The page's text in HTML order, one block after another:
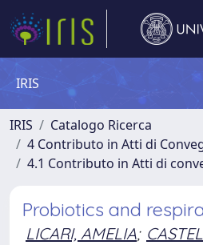
IRIS
IRIS
Catalogo Ricerca
4 Contributo in Atti di
4.1 Contributo in Atti di
Probiotics and
LICARI, AMELIA;